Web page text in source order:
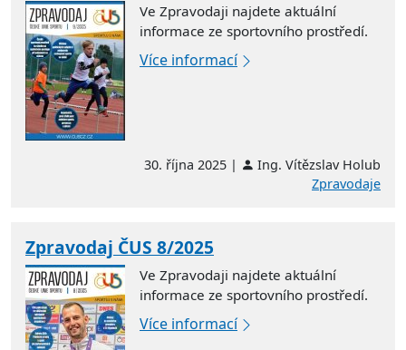
Ve Zpravodaji najdete aktuální
informace ze sportovního prostředí.
Více informací
30. října 2025 |
Ing. Vítězslav Holub
Zpravodaje
Zpravodaj ČUS 8/2025
Ve Zpravodaji najdete aktuální
informace ze sportovního prostředí.
Více informací